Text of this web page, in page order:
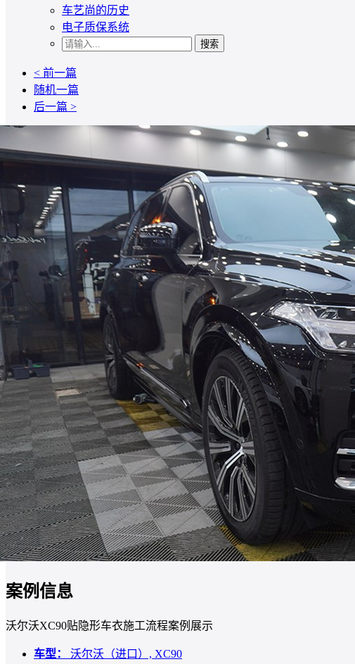
车艺尚的历史
电子质保系统
搜索
< 前一篇
随机一篇
后一篇 >
案例信息
沃尔沃XC90贴隐形车衣施工流程案例展示
车型： 沃尔沃（进口）, XC90